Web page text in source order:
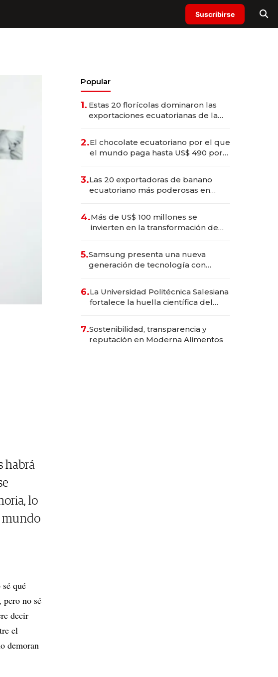
Suscribirse
habrá
lo
mundo
qué
pero no sé
decir
el
demoran
Popular
1. Estas 20 florícolas dominaron las
exportaciones ecuatorianas de la
2.El chocolate ecuatoriano por el que
el mundo paga hasta US$ 490 por
3.Las 20 exportadoras de banano
ecuatoriano más poderosas en
4.Más de US$ 100 millones se
invierten en la transformación de
5.Samsung presenta una nueva
generación de tecnología con
6.La Universidad Politécnica Salesiana
fortalece la huella científica del
7.Sostenibilidad, transparencia y
reputación en Moderna Alimentos